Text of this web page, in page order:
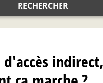
RECHERCHER
indirect,